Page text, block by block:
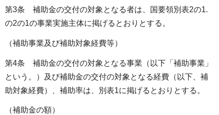
第3条 補助金の交付の対象となる者は、国要領別表2の1.
の2の1の事業実施主体に掲げるとおりとする。
（補助事業及び補助対象経費等）
第4条 補助金の交付の対象となる事業（以下「補助事業」
という。）及び補助金の交付の対象となる経費（以下、補
助対象経費）、補助率は、別表1に掲げるとおりとする。
（補助金の額）